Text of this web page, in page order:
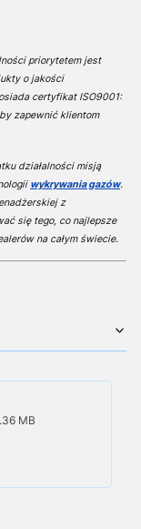
priorytetem jest
o jakości
certyfikat ISO9001:
zapewnić klientom
działalności misją
wykrywania gazów.
z
się tego, co najlepsze
na całym świecie.
MB